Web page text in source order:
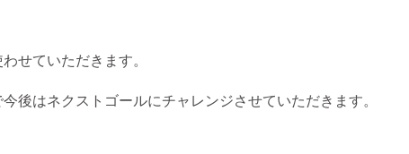
せていただきます。
後はネクストゴールにチャレンジさせていただきます。